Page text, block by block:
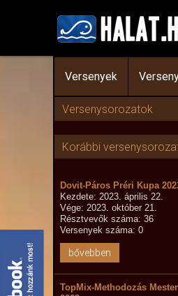
Versenyek
Versenysorozatok
Korábbi
Dovit-Páros Préri Kupa
Kezdete: 2023. április 22.
Vége: 2023. október 21.
Résztvevők száma: 36
Versenyek száma: 0
bővebben
TopMix-Methodozás